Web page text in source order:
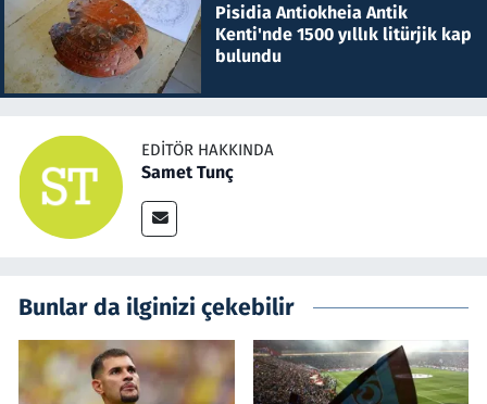
Pisidia Antiokheia Antik
Kenti'nde 1500 yıllık litürjik kap
bulundu
EDITÖR HAKKINDA
Samet Tunç
Bunlar da ilginizi çekebilir